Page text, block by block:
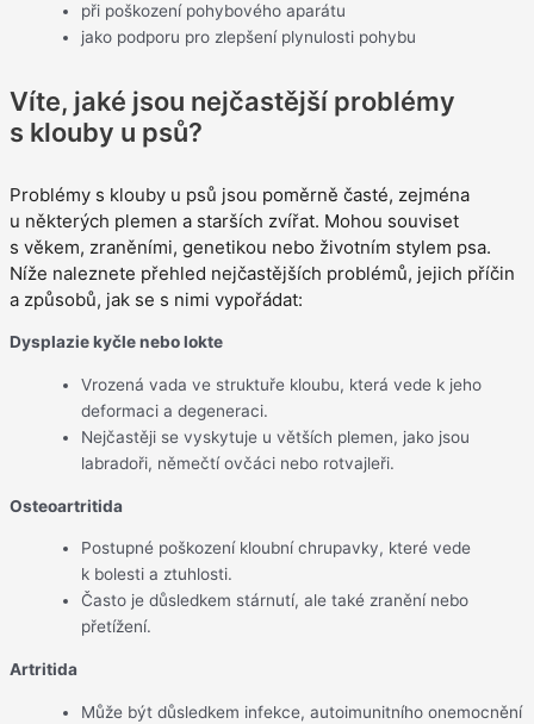
při poškození pohybového aparátu
jako podporu pro zlepšení plynulosti pohybu
Víte, jaké jsou nejčastější problémy
s klouby u psů?
Problémy s klouby u psů jsou poměrně časté, zejména
u některých plemen a starších zvířat. Mohou souviset
s věkem, zraněními, genetikou nebo životním stylem psa.
Níže naleznete přehled nejčastějších problémů, jejich příčin
a způsobů, jak se s nimi vypořádat:
Dysplazie kyčle nebo lokte
Vrozená vada ve struktuře kloubu, která vede k jeho
deformaci a degeneraci.
Nejčastěji se vyskytuje u větších plemen, jako jsou
labradoři, němečtí ovčáci nebo rotvajleři.
Osteoartritida
Postupné poškození kloubní chrupavky, které vede
k bolesti a ztuhlosti.
Často je důsledkem stárnutí, ale také zranění nebo
přetížení.
Artritida
Může být důsledkem infekce, autoimunitního onemocnění